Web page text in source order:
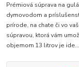
Prémiová súprava na
dymovodom a
prírode, na chate či vo
súpravou, ktorá vám
objemom 13 litrov je ide...